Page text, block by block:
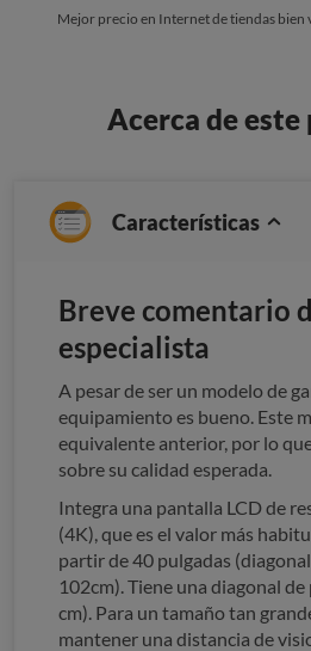
Mejor precio en Internet de tiendas bien
Acerca de
Características
Breve comentario
especialista
A pesar de ser un modelo de
equipamiento es bueno. Este
equivalente anterior, por lo
sobre su calidad esperada.
Integra una pantalla LCD de
(4K), que es el valor más
partir de 40 pulgadas
102cm). Tiene una diagonal
cm). Para un tamaño tan
mantener una distancia de